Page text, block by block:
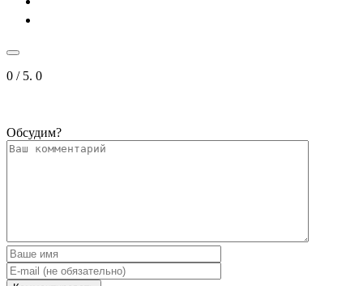
0 / 5. 0
Обсудим?